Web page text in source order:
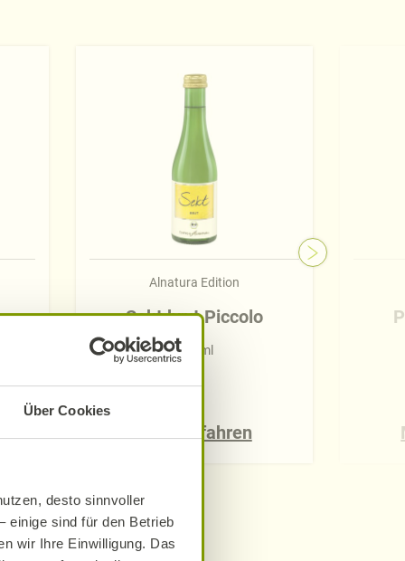
Über Cookies
desto sinnvoller
einige sind für den Betrieb
wir Ihre Einwilligung. Das
Alnatura Edition
Sekt brut Piccolo
200 ml
Mehr erfahren